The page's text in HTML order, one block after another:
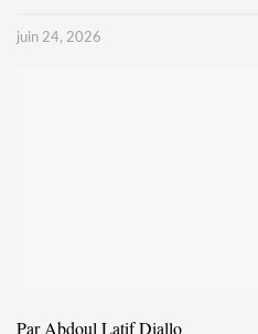
juin 24, 2026
Par Abdoul Latif Diallo